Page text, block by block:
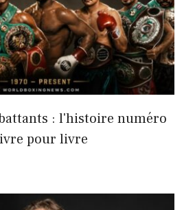
: l'histoire numéro
pour livre